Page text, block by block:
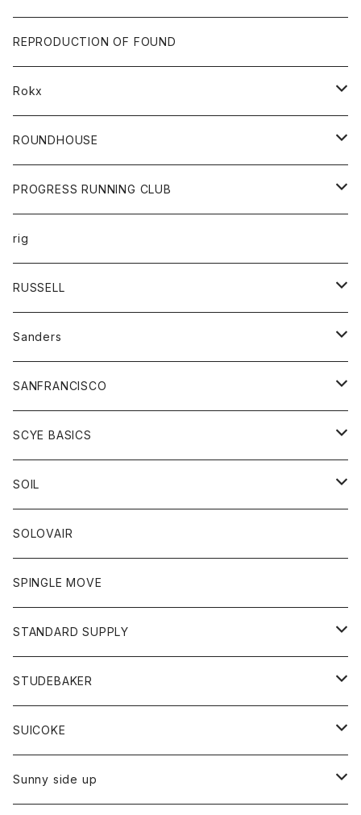
帽子
靴
バック
トップス
カットソー
カーディガン
ニット
ベスト
ボトムス
ショートパンツ
パンツ
レディース
カットソー
コート
ボトム
ワンピース
財布
バック
パンツ
ショートパンツ
REPRODUCTION OF FOUND
Rokx
ボトム
ROUNDHOUSE
エプロン
キッズ
オーバーオール
ボトム
ペインターパンツ
PROGRESS RUNNING CLUB
トップス
Tシャツ
グッズ
帽子
rig
RUSSELL
アウター
コート
パーカー
スカート
Tシャツ
トップス
Tシャツ
トレーナー
ボトム
ショートパンツ
スカート
レディース
スカート
Tシャツ
アクセサリー
バック
Sanders
グッズ
靴
SANFRANCISCO
アウター
カーディガン
コート
グッズ
ネクタイ
グローブ
アクセサリー
トップス
カットソー
カーディガン
ボトム
ショートパンツ
パンツ
レディース
カットソー
カーディガン
SCYE BASICS
ボトム
ジーンズ
チノパン
トップス
ポロシャツ
ベスト
靴
SOIL
靴
ワンピース
トップス
カットソー
ボトム
パンツ
オーバーオール
SOLOVAIR
SPINGLE MOVE
STANDARD SUPPLY
財布
バッグ
STUDEBAKER
アクセサリー
ブレスレット
SUICOKE
ブーツ
Sunny side up